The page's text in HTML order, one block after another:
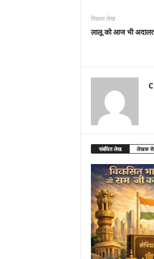
पिछला लेख
लालू को आज भी
संबंधित लेख लेखक से